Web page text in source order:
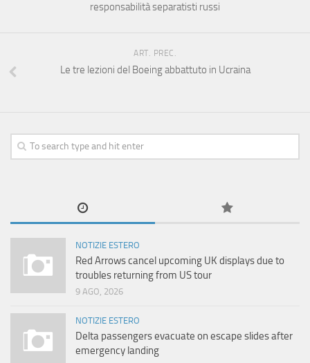
responsabilità separatisti russi
ART. PREC.
Le tre lezioni del Boeing abbattuto in Ucraina
NOTIZIE ESTERO
Red Arrows cancel upcoming UK displays due to
troubles returning from US tour
9 AGO, 2026
NOTIZIE ESTERO
Delta passengers evacuate on escape slides after
emergency landing